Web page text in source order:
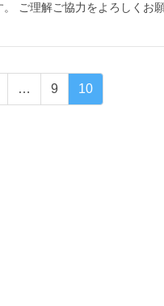
ご理解ご協力をよろしくお願
…
固
定
9
固
定
10